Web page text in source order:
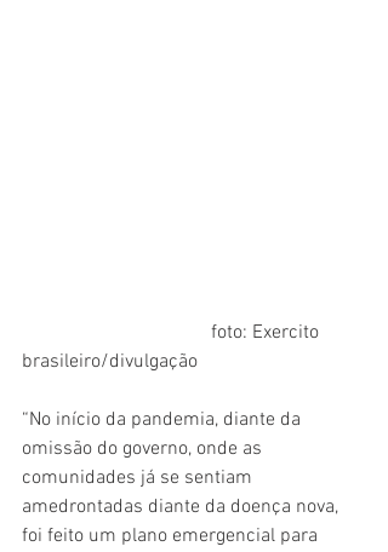
brasileiro/divulgação
“No início da pandemia, diante da
omissão do governo, onde as
comunidades já se sentiam
amedrontadas diante da doença nova,
foi feito um plano emergencial para